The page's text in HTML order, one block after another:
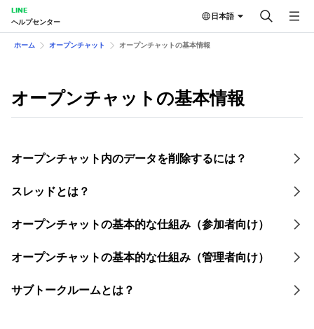
LINE
ヘルプセンター
日本語
ホーム オープンチャット オープンチャットの基本情報
オープンチャットの基本情報
オープンチャット内のデータを削除するには？
スレッドとは？
オープンチャットの基本的な仕組み（参加者向け）
オープンチャットの基本的な仕組み（管理者向け）
サブトークルームとは？